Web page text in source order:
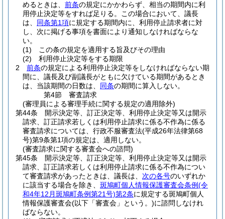
めるときは、 前条の規定にかかわらず、相当の期間内に利
用停止決定等をすれば足りる。
この場合において、議長
は、 同条第1項に規定する期間内に、利用停止請求者に対
し、次に掲げる事項を書面により通知しなければならな
い。
(1)
この条の規定を適用する旨及びその理由
(2)
利用停止決定等をする期限
2
前条の規定による利用停止決定等をしなければならない期
間に、議長及び副議長がともに欠けている期間があるとき
は、当該期間の日数は、 同条の期間に算入しない。
第4節
審査請求
(審理員による審理手続に関する規定の適用除外)
第44条
開示決定等、訂正決定等、利用停止決定等又は開示
請求、訂正請求若しくは利用停止請求に係る不作為に係る
審査請求については、行政不服審査法(平成26年法律第68
号)第9条第1項の規定は、適用しない。
(審査請求に関する審査会への諮問)
第45条
開示決定等、訂正決定等、利用停止決定等又は開示
請求、訂正請求若しくは利用停止請求に係る不作為につい
て審査請求があったときは、議長は、 次の各号のいずれか
に該当する場合を除き、 斑鳩町個人情報保護審査会条例(令
和4年12月斑鳩町条例第21号)第2条に規定する斑鳩町個人
情報保護審査会(以下「審査会」という。)に諮問しなけれ
ばならない。